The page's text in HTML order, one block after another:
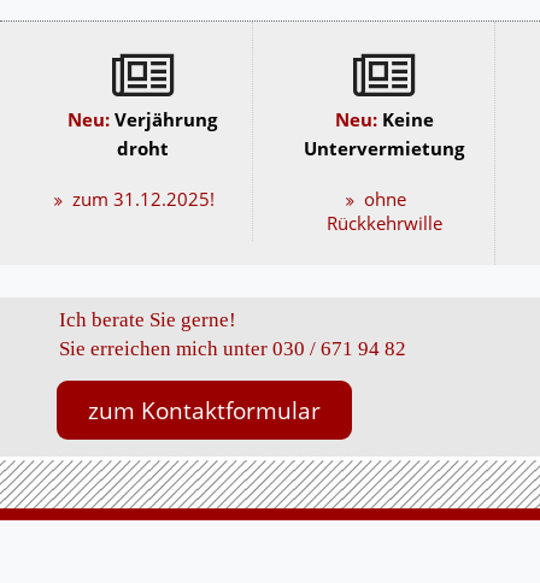
Neu:Verjährung
droht
zum 31.12.2025!
Neu: Keine
Untervermietung
ohne
Rückkehrwille
Ich berate Sie gerne!
Sie erreichen mich unter 030 / 671 94 82
zum Kontaktformular